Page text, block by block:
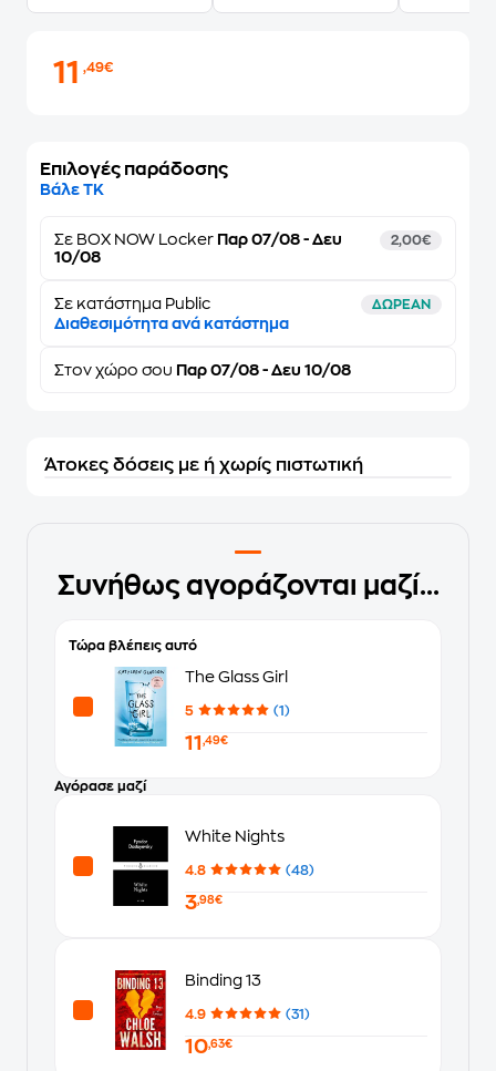
11,49€
Επιλογές παράδοσης
Βάλε ΤΚ
Σε BOX NOW Locker Παρ 07/08 - Δευ
10/08
2,00€
Σε κατάστημα Public ΔΩΡΕΑΝ
Διαθεσιμότητα ανά κατάστημα
Στον χώρο σου Παρ 07/08 - Δευ 10/08
Άτοκες δόσεις με ή χωρίς πιστωτική
Συνήθως αγοράζονται μαζί...
Τώρα βλέπεις αυτό
The Glass Girl
5 (1)
11 ,49€
Αγόρασε μαζί
White Nights
4.8 (48)
3,98€
Binding 13
4.9 (31)
10,63€